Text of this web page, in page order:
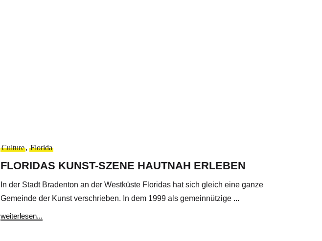
Culture, Florida
FLORIDAS KUNST-SZENE HAUTNAH ERLEBEN
In der Stadt Bradenton an der Westküste Floridas hat sich gleich eine ganze
Gemeinde der Kunst verschrieben. In dem 1999 als gemeinnützige ...
weiterlesen...